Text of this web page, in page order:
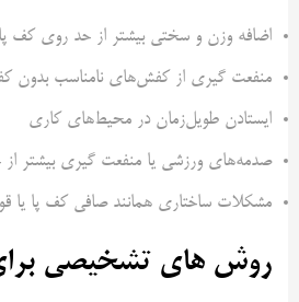
اضافه وزن و سختی بیشتر از حد روی کف پا
منفعت گیری از کفش‌های نامناسب بدون
ایستادن طویل‌زمان در محیط‌های کاری
صدمه‌های ورزشی یا منفعت گیری بیشتر از
مشکلات ساختاری همانند صافی کف پا یا
روش ‌های تشخیصی